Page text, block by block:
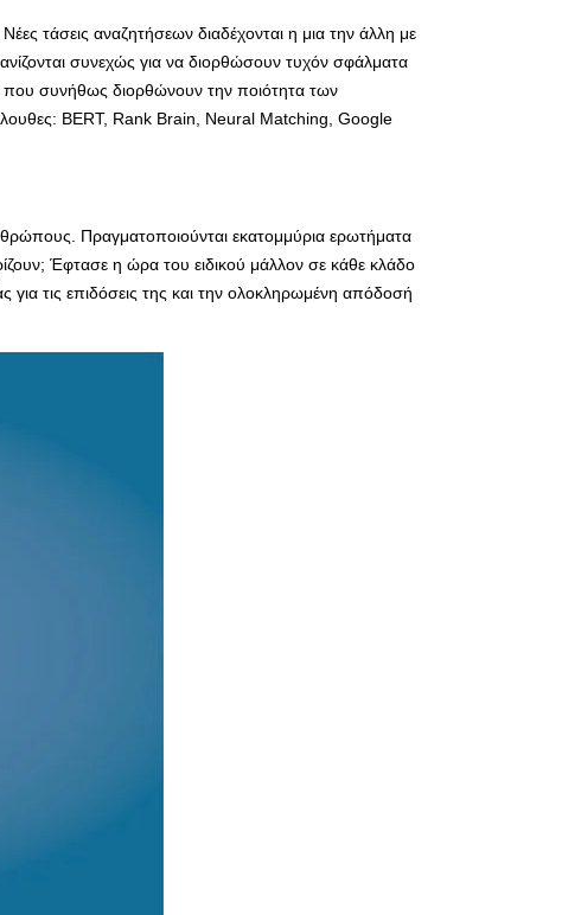
Νέες τάσεις αναζητήσεων διαδέχονται η μια την άλλη με
συνεχώς για να διορθώσουν τυχόν σφάλματα
που συνήθως διορθώνουν την ποιότητα των
BERT, Rank Brain, Neural Matching,Google
Πραγματοποιούνται εκατομμύρια ερωτήματα
Έφτασε η ώρα του ειδικού μάλλον σε κάθε κλάδο
για τις επιδόσεις της και την ολοκληρωμένη απόδοσή